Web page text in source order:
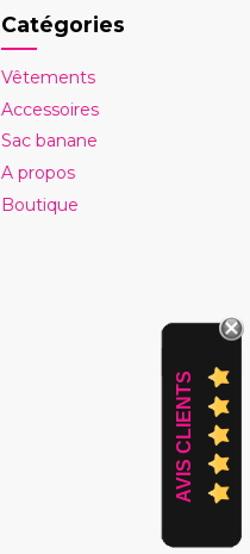
Catégories
Vêtements
Accessoires
Sac banane
A propos
Boutique
AVIS CLIENTS